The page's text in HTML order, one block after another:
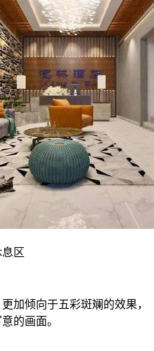
区
加倾向于五彩斑斓的效果，
的画面。